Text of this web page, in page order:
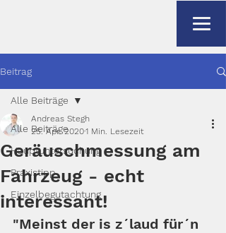
Beitrag
Alle Beiträge
Hauptuntersuchung
Praxistipp
Einzelbegutachtung
Alle Beiträge
Geräuschmessung am
Fahrzeug - echt
interessant!
Andreas Stegh
25. Apr. 20201 Min. Lesezeit
"Meinst der is z´laud für´n